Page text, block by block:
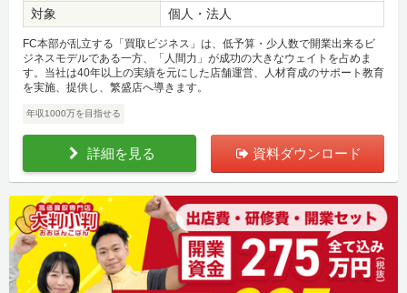
対象 個人・法人
FC本部が乱立する「買取ビジネス」は、低予算・少人数で開業出来るビ
ジネスモデルである一方、「人間力」が成功の大きなウェイトを占めま
す。当社は40年以上の実績を元にした店舗運営、人材育成のサポート教育
を実施、提供し、繁盛店へ導きます。
年収1000万を目指せる
詳細を見る 資料ダウンロード